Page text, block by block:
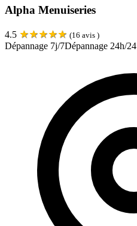
Alpha Menuiseries
4.5 ★★★★★ (16 avis )
Dépannage 7j/7Dépannage 24h/24